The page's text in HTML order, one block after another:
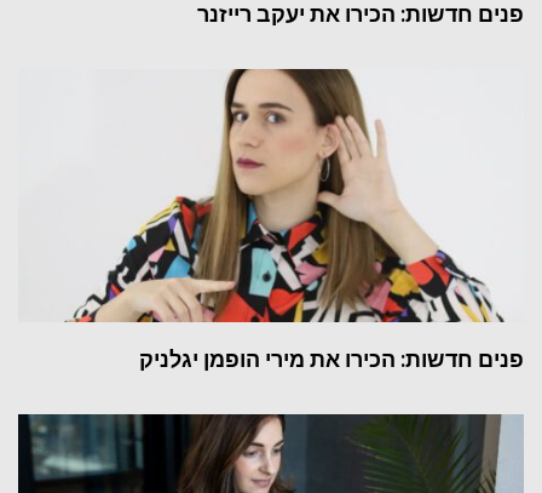
פנים חדשות: הכירו את יעקב רייזנר
פנים חדשות: הכירו את מירי הופמן יגלניק